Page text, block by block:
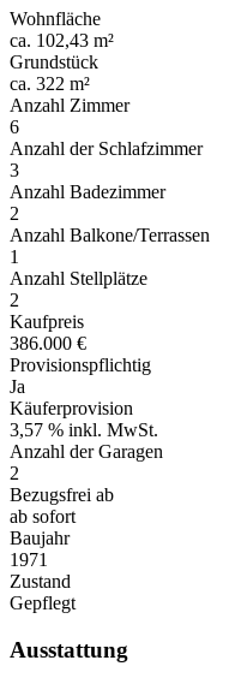
Wohnfläche
ca. 102,43 m²
Grundstück
ca. 322 m²
Anzahl Zimmer
6
Anzahl der Schlafzimmer
3
Anzahl Badezimmer
2
Anzahl Balkone/Terrassen
1
Anzahl Stellplätze
2
Kaufpreis
386.000 €
Provisionspflichtig
Ja
Käuferprovision
3,57 % inkl. MwSt.
Anzahl der Garagen
2
Bezugsfrei ab
ab sofort
Baujahr
1971
Zustand
Gepflegt
Ausstattung